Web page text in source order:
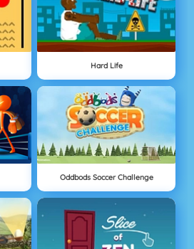
Hard Life
Oddbods Soccer Challenge